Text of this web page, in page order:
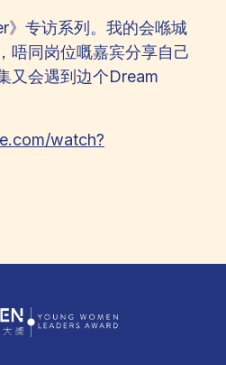
》专访系列。我的会喺城
唔同岗位嘅嘉宾分享自己
又会遇到边个Dream
watch?